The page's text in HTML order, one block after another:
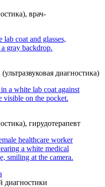
врач-
диагностика)
гирудотерапевт
диагностики